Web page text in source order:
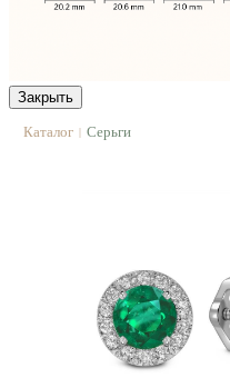
Закрыть
Каталог | Серьги